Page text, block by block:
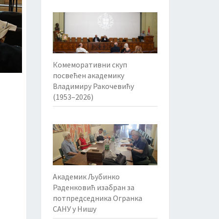
Комеморативни скуп
посвећен академику
Владимиру Ракочевићу
(1953–2026)
Академик Љубинко
Раденковић изабран за
потпредседника Огранка
САНУ у Нишу